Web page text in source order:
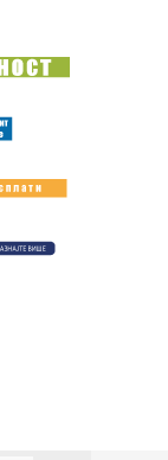
zonu (Fontaines
Beogradu: Ekipe
Važan igrač